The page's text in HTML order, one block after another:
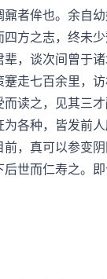
者侔也。余自
方之志，终未少
，谈次间曾于
走七百余里，访
读之，见其三
各种，皆发前
，真可以参变
世而仁寿之。即